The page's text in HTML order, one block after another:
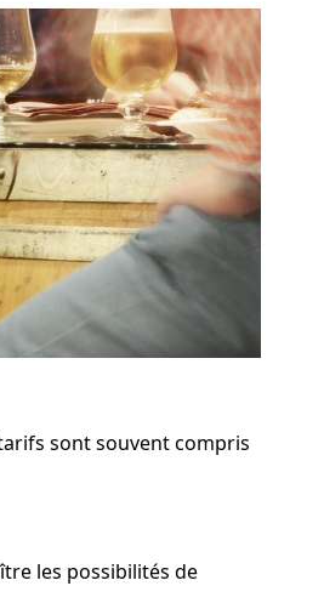
sont souvent compris
les possibilités de